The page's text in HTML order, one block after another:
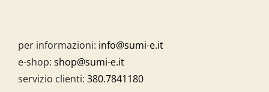
per informazioni: info@sumi-e.it
e-shop: shop@sumi-e.it
servizio clienti: 380.7841180